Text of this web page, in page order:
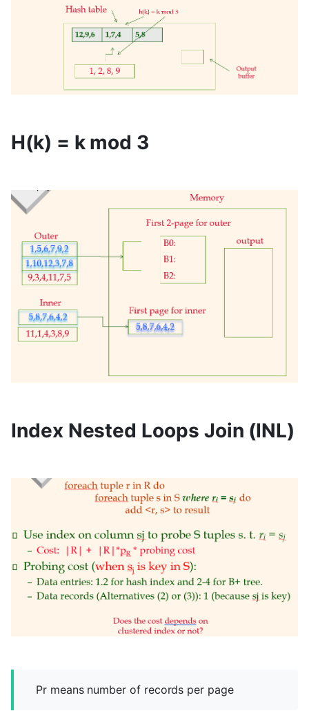
H(k) = k mod 3
Index Nested Loops Join (INL)
Pr means number of records per page